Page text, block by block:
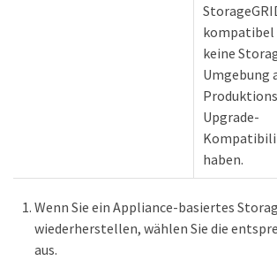
kompatibel
keine
Umgebung
Upgrade-
haben.
Wenn Sie ein Appliance-basiertes
wiederherstellen, wählen Sie die
aus.